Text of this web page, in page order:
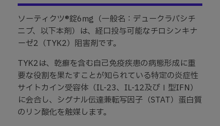
ソーティクツ®錠6mg（一般名：デュークラバシチ
ニブ、以下本剤）は、経口投与可能なチロシンキナ
ーゼ2（TYK2）阻害剤です。
TYK2は、乾癬を含む自己免疫疾患の病態形成に重
要な役割を果たすことが知られている特定の炎症性
サイトカイン受容体（IL-23、IL-12及びⅠ型IFN）
に会合し、シグナル伝達兼転写因子（STAT）蛋白質
のリン酸化を触媒します。